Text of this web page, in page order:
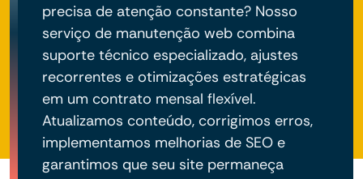
precisa de atenção constante? Nosso
serviço de manutenção web combina
suporte técnico especializado, ajustes
recorrentes e otimizações estratégicas
em um contrato mensal flexível.
Atualizamos conteúdo, corrigimos erros,
implementamos melhorias de SEO e
garantimos que seu site permaneça